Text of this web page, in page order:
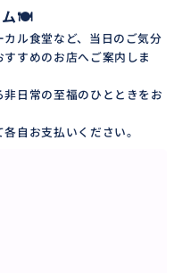
ー（ロビーがない場
もよい白のTシャツ/着
の、カメラ/スマート
レー、飲み水、イン
ム🍽️
ル食堂など、当日のご気分
すめのお店へご案内しま
日常の至福のひとときをお
自お支払いください。